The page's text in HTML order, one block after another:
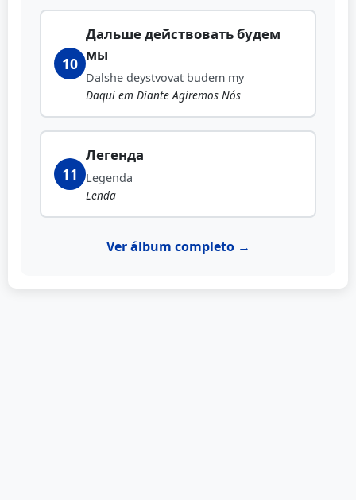
10
Дальше действовать будем
мы
Dalshe deystvovat budem my
Daqui em Diante Agiremos Nós
11
Легенда
Legenda
Lenda
Ver álbum completo →